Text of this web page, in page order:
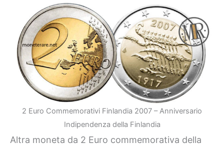
2 Euro Commemorativi Finlandia 2007 – Anniversario
Indipendenza della Finlandia
Altra moneta da 2 Euro commemorativa della